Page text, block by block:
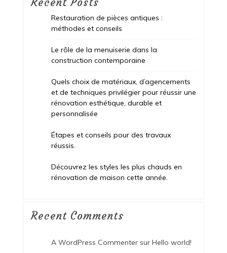
Restauration de pièces antiques :
méthodes et conseils
Le rôle de la menuiserie dans la
construction contemporaine
Quels choix de matériaux, d’agencements
et de techniques privilégier pour réussir une
rénovation esthétique, durable et
personnalisée
Étapes et conseils pour des travaux
réussis.
Découvrez les styles les plus chauds en
rénovation de maison cette année.
Recent Comments
A WordPress Commentersur Hello world!